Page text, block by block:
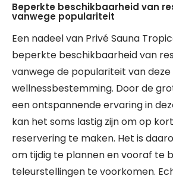
Beperkte beschikbaarheid van
vanwege populariteit
Een nadeel van Privé Sauna
beperkte beschikbaarheid van
vanwege de populariteit van deze
wellnessbestemming. Door de
een ontspannende ervaring in
kan het soms lastig zijn om op
reservering te maken. Het is
om tijdig te plannen en vooraf te
teleurstellingen te voorkomen.